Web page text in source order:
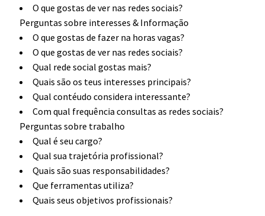
O que gostas de ver nas redes sociais?
Perguntas sobre interesses & Informação
O que gostas de fazer na horas vagas?
O que gostas de ver nas redes sociais?
Qual rede social gostas mais?
Quais são os teus interesses principais?
Qual contéudo considera interessante?
Com qual frequência consultas as redes sociais?
Perguntas sobre trabalho
Qual é seu cargo?
Qual sua trajetória profissional?
Quais são suas responsabilidades?
Que ferramentas utiliza?
Quais seus objetivos profissionais?